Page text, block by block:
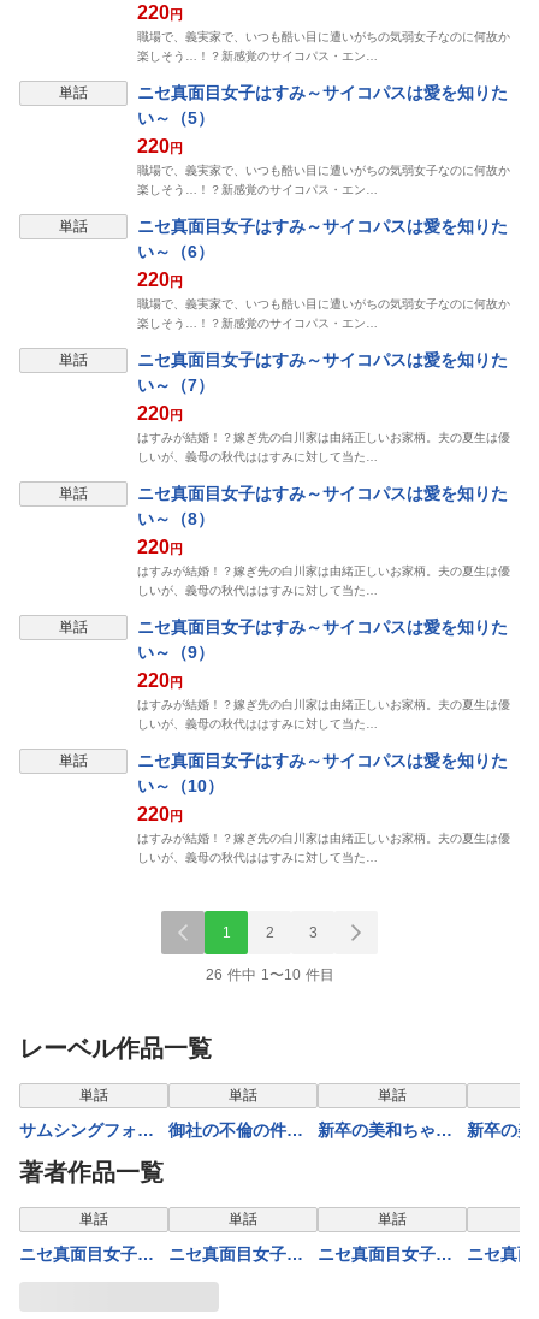
220円
職場で、義実家で、いつも酷い目に遭いがちの気弱女子なのに何故か
楽しそう…！？新感覚のサイコパス・エン…
単話
ニセ真面目女子はすみ～サイコパスは愛を知りた
い～（5）
220円
職場で、義実家で、いつも酷い目に遭いがちの気弱女子なのに何故か
楽しそう…！？新感覚のサイコパス・エン…
単話
ニセ真面目女子はすみ～サイコパスは愛を知りた
い～（6）
220円
職場で、義実家で、いつも酷い目に遭いがちの気弱女子なのに何故か
楽しそう…！？新感覚のサイコパス・エン…
単話
ニセ真面目女子はすみ～サイコパスは愛を知りた
い～（7）
220円
はすみが結婚！？嫁ぎ先の白川家は由緒正しいお家柄。夫の夏生は優
しいが、義母の秋代ははすみに対して当た…
単話
ニセ真面目女子はすみ～サイコパスは愛を知りた
い～（8）
220円
はすみが結婚！？嫁ぎ先の白川家は由緒正しいお家柄。夫の夏生は優
しいが、義母の秋代ははすみに対して当た…
単話
ニセ真面目女子はすみ～サイコパスは愛を知りた
い～（9）
220円
はすみが結婚！？嫁ぎ先の白川家は由緒正しいお家柄。夫の夏生は優
しいが、義母の秋代ははすみに対して当た…
単話
ニセ真面目女子はすみ～サイコパスは愛を知りた
い～（10）
220円
はすみが結婚！？嫁ぎ先の白川家は由緒正しいお家柄。夫の夏生は優
しいが、義母の秋代ははすみに対して当た…
1 2 3
26 件中 1〜10 件目
レーベル作品一覧
表示制限中
単話
サムシングフォー
ブルー～わたしの
しあわせは結婚？
～（23）
単話
御社の不倫の件～
単話
新卒の美和ちゃん
新卒の
著者作品一覧
単話
ニセ真面目女子は
すみ～サイコパス
単話
ニセ真面目女子は
すみ～サイコパス
単話
ニセ真面目女子は
ニセ真